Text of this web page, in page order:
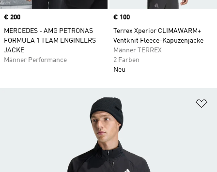
Price
€ 200
MERCEDES - AMG PETRONAS
FORMULA 1 TEAM ENGINEERS
JACKE
Männer Performance
Price
€ 100
Terrex Xperior CLIMAWARM+
Ventknit Fleece-Kapuzenjacke
Männer TERREX
2 Farben
Neu